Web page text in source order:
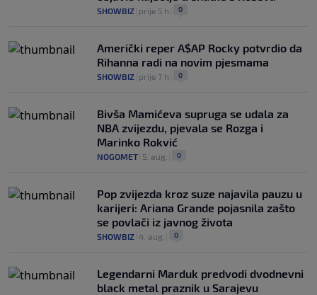
SHOWBIZ prije 5 h 0
Američki reper A$AP Rocky potvrdio da
Rihanna radi na novim pjesmama
SHOWBIZ prije 7 h 0
Bivša Mamićeva supruga se udala za
NBA zvijezdu, pjevala se Rozga i
Marinko Rokvić
NOGOMET 5. aug. 0
Pop zvijezda kroz suze najavila pauzu u
karijeri: Ariana Grande pojasnila zašto
se povlači iz javnog života
SHOWBIZ 4. aug. 0
Legendarni Marduk predvodi dvodnevni
black metal praznik u Sarajevu